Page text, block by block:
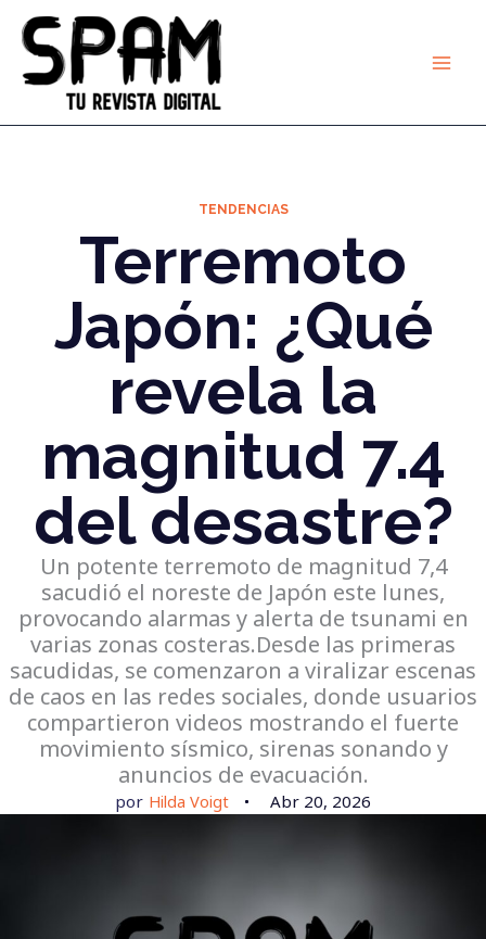
contenido
TENDENCIAS
Terremoto
Japón: ¿Qué
revela la
magnitud 7.4
del desastre?
Un potente terremoto de magnitud 7,4
sacudió el noreste de Japón este lunes,
provocando alarmas y alerta de tsunami en
varias zonas costeras.Desde las primeras
sacudidas, se comenzaron a viralizar escenas
de caos en las redes sociales, donde usuarios
compartieron videos mostrando el fuerte
movimiento sísmico, sirenas sonando y
anuncios de evacuación.
por Hilda Voigt Abr 20, 2026